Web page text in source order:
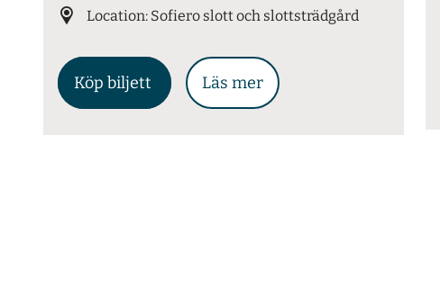
Location: Sofiero slott och slottsträdgård
Köp biljett Läs mer